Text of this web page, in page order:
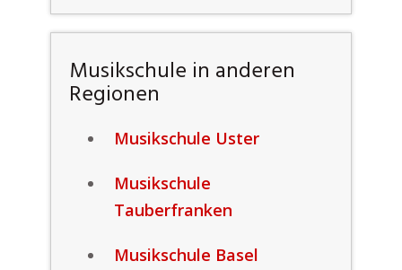
Musikschule in anderen
Regionen
Musikschule Uster
Musikschule
Tauberfranken
Musikschule Basel